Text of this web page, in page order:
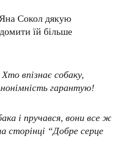
Сокол дякую
їй більше
впізнає собаку,
гарантую!
і пручався, вони все ж
сторінці “Добре серце